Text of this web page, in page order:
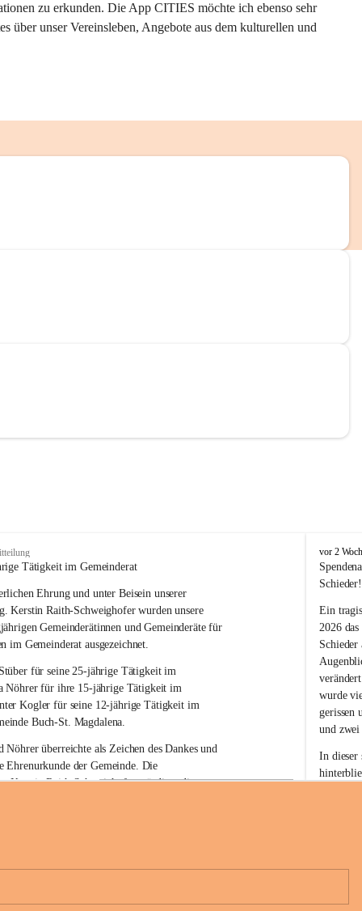
zu erkunden. Die App CITIES möchte ich ebenso sehr
über unser Vereinsleben, Angebote aus dem kulturellen und
Tätigkeit im Gemeinderat
Ehrung und unter Beisein unserer
Kerstin Raith-Schweighofer wurden unsere
Gemeinderätinnen und Gemeinderäte für
im Gemeinderat ausgezeichnet.
für seine 25-jährige Tätigkeit im
Nöhrer für ihre 15-jährige Tätigkeit im
Kogler für seine 12-jährige Tätigkeit im
Buch-St. Magdalena.
Nöhrer überreichte als Zeichen des Dankes und
Ehrenurkunde der Gemeinde. Die
Kerstin Raith-Schweighofer würdigte die
+6
B
u
c
-
S
t
.
M
a
g
d
a
e
n
a
vor 2
Schieder!
Ein
2026
wurde
gerissen
und
In dieser